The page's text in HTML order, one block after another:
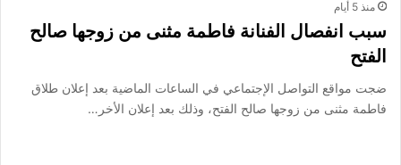
منذ 5 أيام
سبب انفصال الفنانة فاطمة مثنى من زوجها صالح
الفتح
ضجت مواقع التواصل الإجتماعي في الساعات الماضية بعد إعلان طلاق
فاطمة مثنى من زوجها صالح الفتح، وذلك بعد إعلان الأخر…